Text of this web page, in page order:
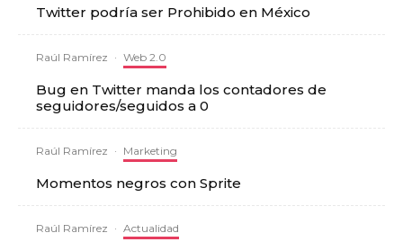
Twitter podría ser Prohibido en México
Raúl Ramírez · Web 2.0
Bug en Twitter manda los contadores de
seguidores/seguidos a 0
Raúl Ramírez · Marketing
Momentos negros con Sprite
Raúl Ramírez · Actualidad